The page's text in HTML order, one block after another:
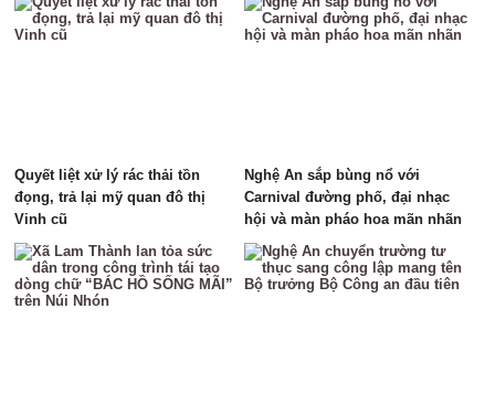
Quyết liệt xử lý rác thải tồn
đọng, trả lại mỹ quan đô thị
Vinh cũ
Nghệ An sắp bùng nổ với
Carnival đường phố, đại nhạc
hội và màn pháo hoa mãn nhãn